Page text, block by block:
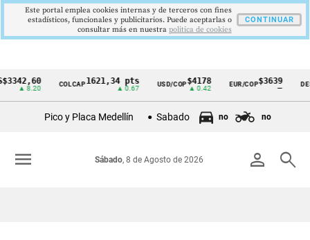
Cintillo
Colombia
COLCAP1621,34 pts USD/COP$4178
▲ 0.42
EUR/COP$3639
—
Pico y Placa Medellín Sabado no no
person search
Sábado, 8 de Agosto de 2026
menu
Este portal emplea cookies internas y de terceros con fines
estadísticos, funcionales y publicitarios. Puede aceptarlas o
consultar más en nuestra politica de cookies
CONTINUAR